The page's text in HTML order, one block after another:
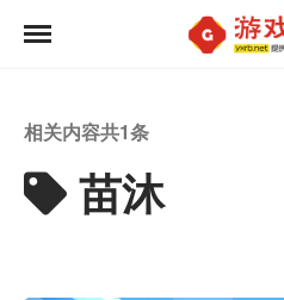
相关内容共1条
苗沐